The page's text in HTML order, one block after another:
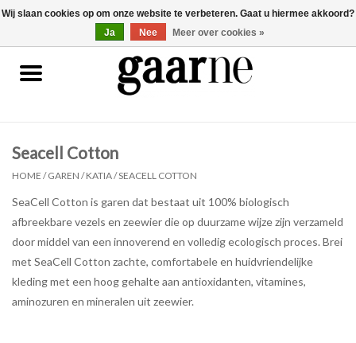
gaarne.be 0 Artikelen - €0,00
Patronen
Gaarne gemaakt
Cadeaubonnen
Seacell Cotton
HOME /GAREN /KATIA/SEACELL COTTON
SeaCell Cotton is garen dat bestaat uit 100% biologisch
afbreekbare vezels en zeewier die op duurzame wijze zijn verzameld
door middel van een innoverend en volledig ecologisch proces. Brei
met SeaCell Cotton zachte, comfortabele en huidvriendelijke
kleding met een hoog gehalte aan antioxidanten, vitamines,
aminozuren en mineralen uit zeewier.
Wij slaan cookies op om onze website te verbeteren. Gaat u hiermee akkoord?
Ja
Nee Meer over cookies »